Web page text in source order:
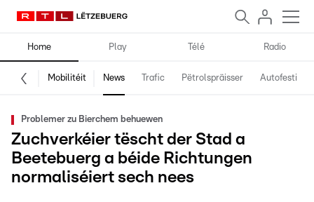
Home Play Télé Radio
Mobilitéit News Trafic Pëtrolspräisser Autofestival
Problemer zu Bierchem behuewen
Zuchverkéier tëscht der Stad a
Beetebuerg a béide Richtungen
normaliséiert sech nees